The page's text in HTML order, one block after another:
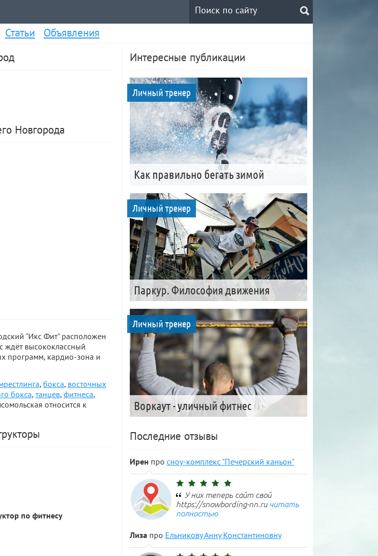
Статьи
Объявления
Новгорода
"Икс Фит" расположен
ждёт высококлассный
программ, кардио-зона и
, бокса, восточных
бокса, танцев, фитнеса,
относится к
по фитнесу
Интересные публикации
Личный тренер
Как правильно бегать зимой
Личный тренер
Паркур. Философия движения
Личный тренер
Воркаут - уличный фитнес
Последние отзывы
Ирен про сноу-комплекс "Печерский каньон"
У них теперь сайт свой
https://snowbording-nn.ru читать
полностью
Лиза про Ельникову Анну Константиновну